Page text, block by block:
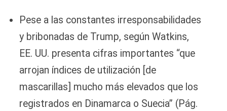
Pese a las constantes irresponsabilidades
y bribonadas de Trump, según Watkins,
EE. UU. presenta cifras importantes “que
arrojan índices de utilización [de
mascarillas] mucho más elevados que los
registrados en Dinamarca o Suecia” (Pág.